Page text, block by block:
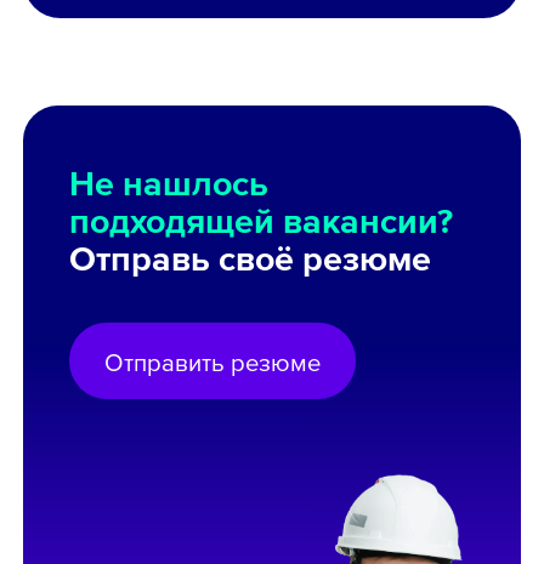
Не нашлось
подходящей вакансии?
Отправь своё резюме
Отправить резюме